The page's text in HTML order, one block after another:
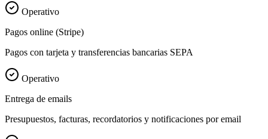
Operativo
Pagos online (Stripe)
Pagos con tarjeta y transferencias bancarias SEPA
Operativo
Entrega de emails
Presupuestos, facturas, recordatorios y notificaciones por email